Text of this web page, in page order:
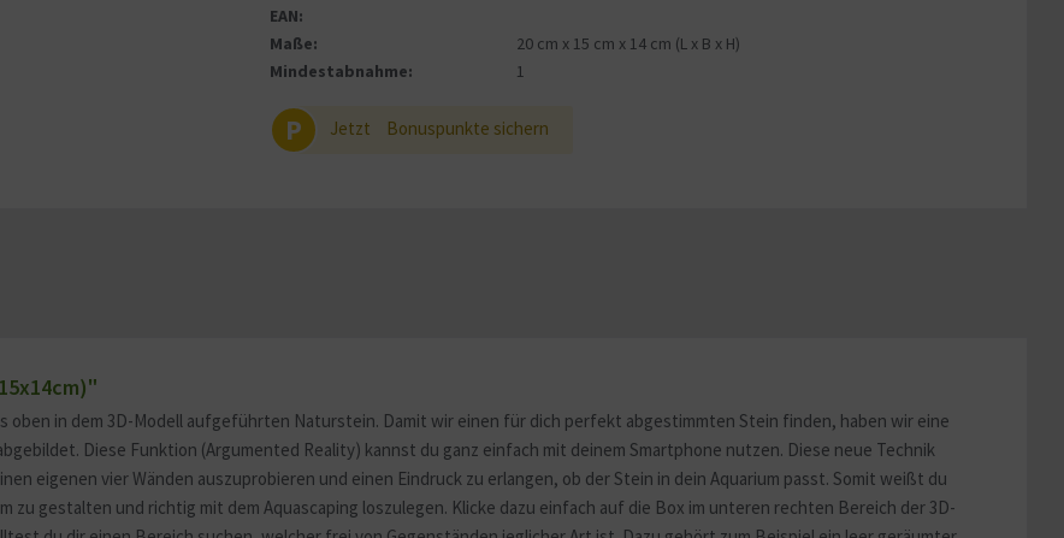
EAN:
Maße:
20 cm x 15 cm x 14 cm (L x B x H)
Mindestabnahme:
1
P Jetzt Bonuspunkte sichern
oben in dem 3D-Modell aufgeführten Naturstein. Damit wir einen für dich perfekt abgestimmten Stein finden, haben wir eine
Diese Funktion (Argumented Reality) kannst du ganz einfach mit deinem Smartphone nutzen. Diese neue Technik
eigenen vier Wänden auszuprobieren und einen Eindruck zu erlangen, ob der Stein in dein Aquarium passt. Somit weißt du
zu gestalten und richtig mit dem Aquascaping loszulegen. Klicke dazu einfach auf die Box im unteren rechten Bereich der 3D-